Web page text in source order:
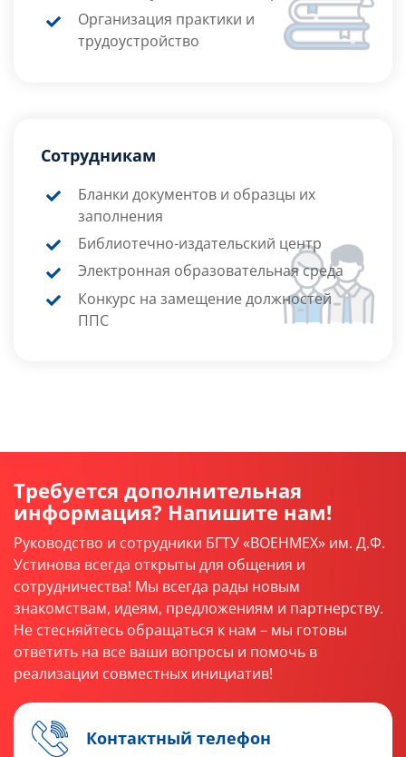
Организация практики и
трудоустройство
Сотрудникам
Бланки документов и образцы их
заполнения
Библиотечно-издательский центр
Электронная образовательная среда
Конкурс на замещение должностей
ППС
Требуется дополнительная
информация? Напишите нам!
Руководство и сотрудники БГТУ «ВОЕНМЕХ» им. Д.Ф.
Устинова всегда открыты для общения и
сотрудничества! Мы всегда рады новым
знакомствам, идеям, предложениям и партнерству.
Не стесняйтесь обращаться к нам – мы готовы
ответить на все ваши вопросы и помочь в
реализации совместных инициатив!
Контактный телефон